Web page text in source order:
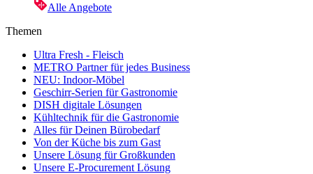
Alle Angebote
Themen
Ultra Fresh - Fleisch
METRO Partner für jedes Business
NEU: Indoor-Möbel
Geschirr-Serien für Gastronomie
DISH digitale Lösungen
Kühltechnik für die Gastronomie
Alles für Deinen Bürobedarf
Von der Küche bis zum Gast
Unsere Lösung für Großkunden
Unsere E-Procurement Lösung